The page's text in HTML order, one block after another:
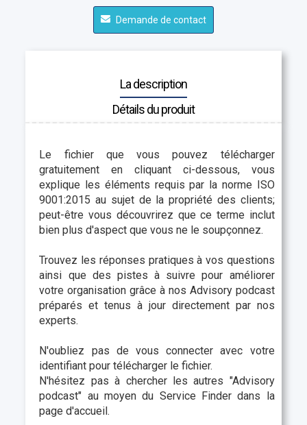
Demande de contact
La description
Détails du produit
Le fichier que vous pouvez télécharger
gratuitement en cliquant ci-dessous, vous
explique les éléments requis par la norme ISO
9001:2015 au sujet de la propriété des clients;
peut-être vous découvrirez que ce terme inclut
bien plus d'aspect que vous ne le soupçonnez.
Trouvez les réponses pratiques à vos questions
ainsi que des pistes à suivre pour améliorer
votre organisation grâce à nos Advisory podcast
préparés et tenus à jour directement par nos
experts.
N'oubliez pas de vous connecter avec votre
identifiant pour télécharger le fichier.
N'hésitez pas à chercher les autres "Advisory
podcast" au moyen du Service Finder dans la
page d'accueil.